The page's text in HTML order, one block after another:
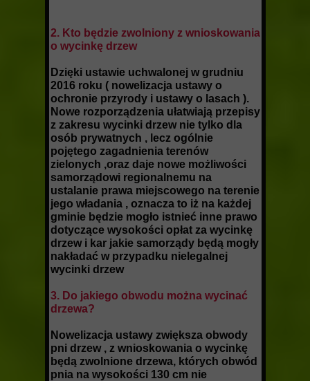
2. Kto będzie zwolniony z wnioskowania
o wycinkę drzew
Dzięki ustawie uchwalonej w grudniu
2016 roku ( nowelizacja ustawy o
ochronie przyrody i ustawy o lasach ).
Nowe rozporządzenia ułatwiają przepisy
z zakresu wycinki drzew nie tylko dla
osób prywatnych , lecz ogólnie
pojętego zagadnienia terenów
zielonych ,oraz daje nowe możliwości
samorządowi regionalnemu na
ustalanie prawa miejscowego na terenie
jego władania , oznacza to iż na każdej
gminie będzie mogło istnieć inne prawo
dotyczące wysokości opłat za wycinkę
drzew i kar jakie samorządy będą mogły
nakładać w przypadku nielegalnej
wycinki drzew
3. Do jakiego obwodu można wycinać
drzewa?
Nowelizacja ustawy zwiększa obwody
pni drzew , z wnioskowania o wycinkę
będą zwolnione drzewa, których obwód
pnia na wysokości 130 cm nie